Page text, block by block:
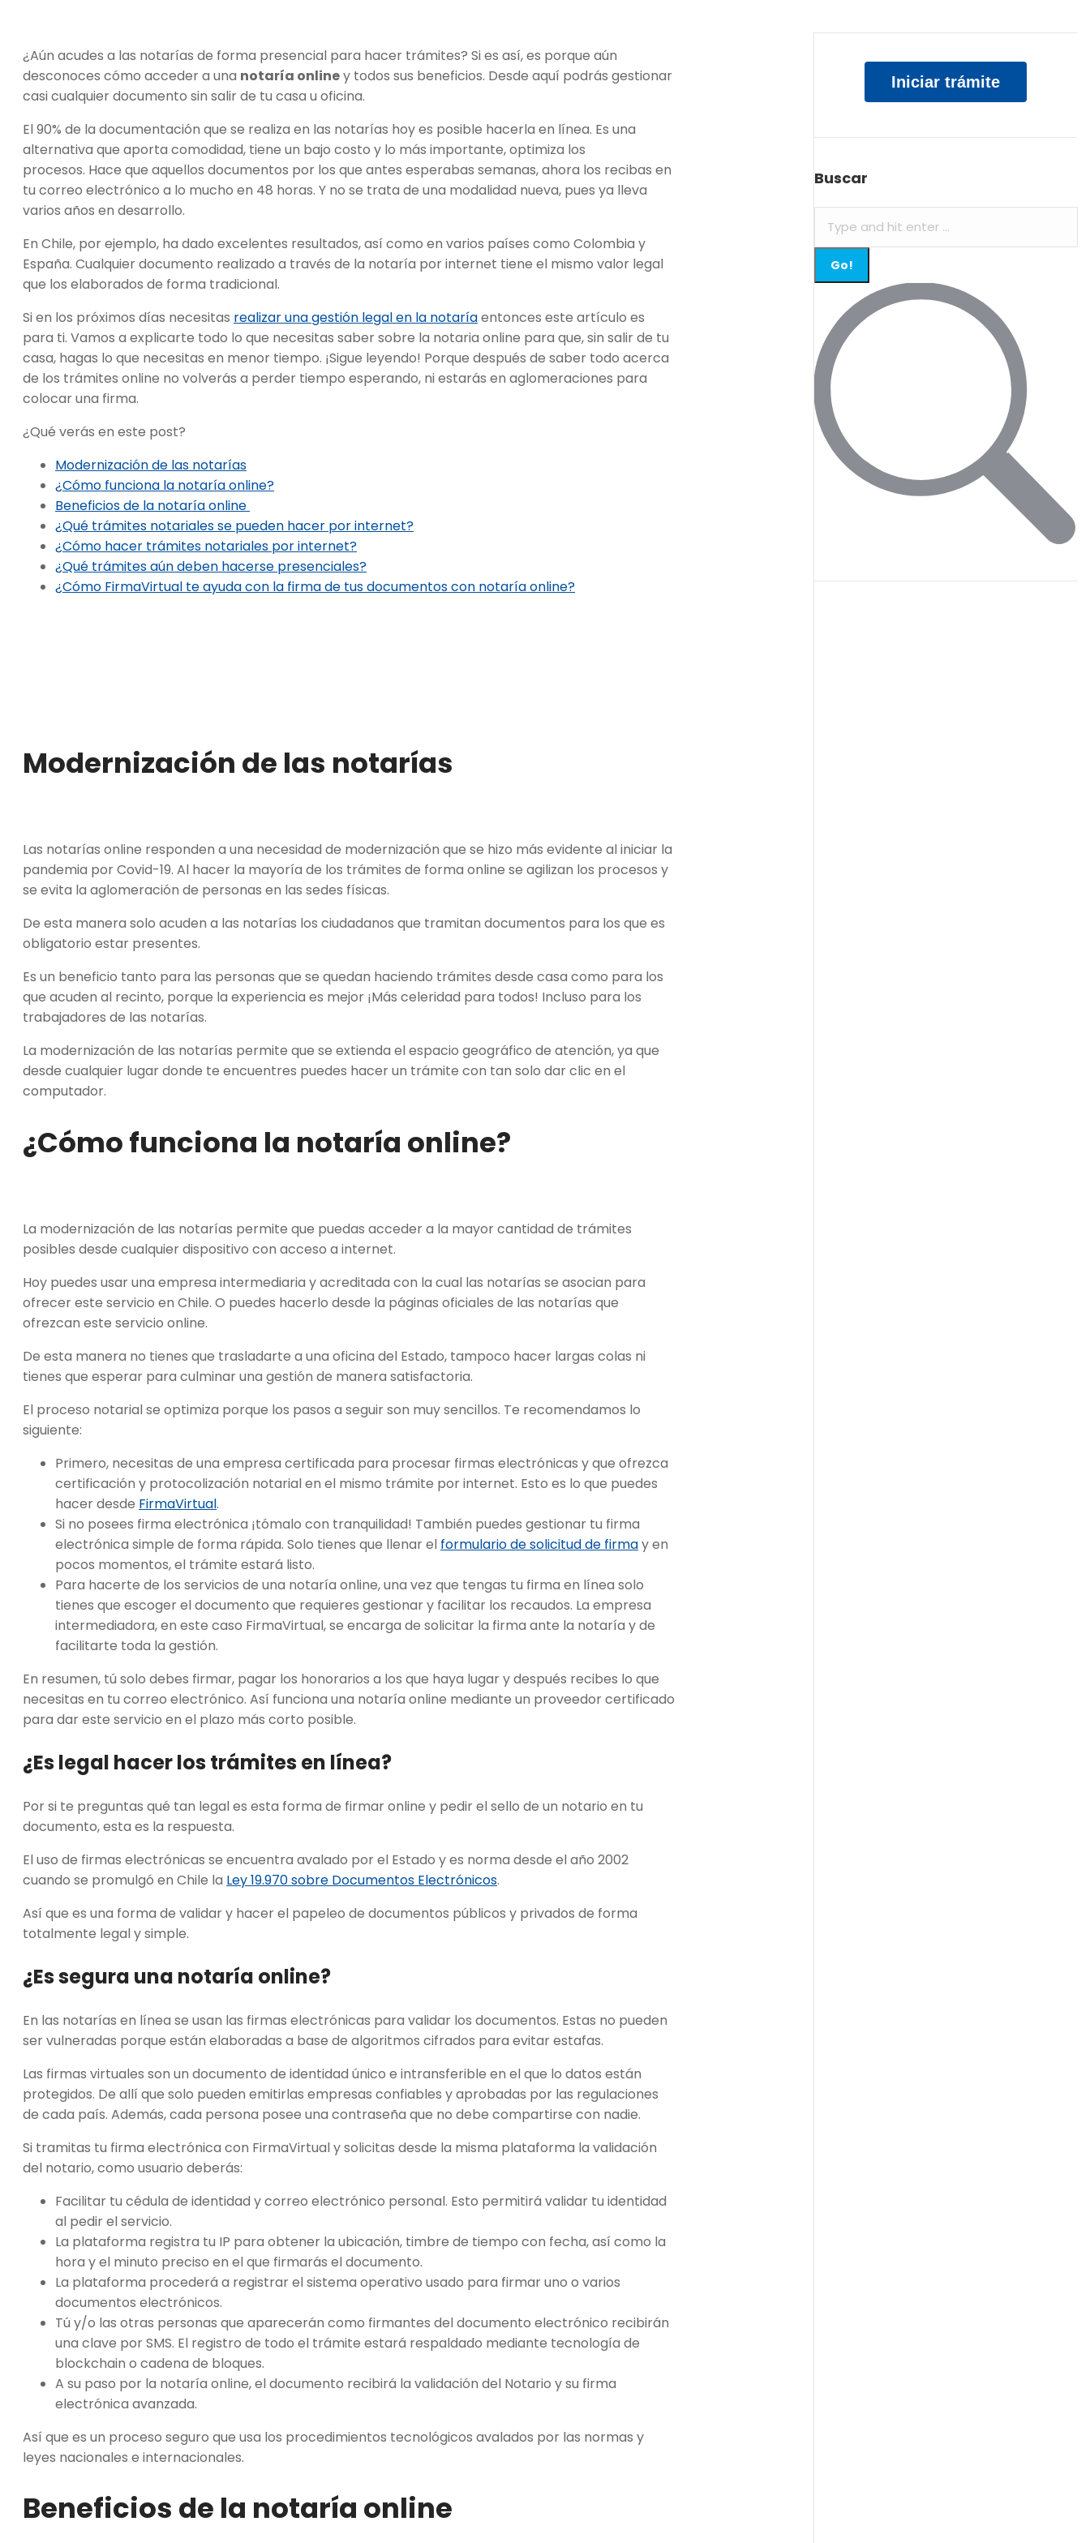
¿Aún acudes a las notarías de forma presencial para hacer trámites? Si es así, es porque aún
desconoces cómo acceder a una notaría onliney todos sus beneficios. Desde aquí podrás gestionar
casi cualquier documento sin salir de tu casa u oficina.
El 90% de la documentación que se realiza en las notarías hoy es posible hacerla en línea. Es una
alternativa que aporta comodidad, tiene un bajo costo y lo más importante, optimiza los
procesos. Hace que aquellos documentos por los que antes esperabas semanas, ahora los recibas en
tu correo electrónico a lo mucho en 48 horas. Y no se trata de una modalidad nueva, pues ya lleva
varios años en desarrollo.
En Chile, por ejemplo, ha dado excelentes resultados, así como en varios países como Colombia y
España. Cualquier documento realizado a través de la notaría por internet tiene el mismo valor legal
que los elaborados de forma tradicional.
Si en los próximos días necesitas realizar una gestión legal en la notaríaentonces este artículo es
para ti. Vamos a explicarte todo lo que necesitas saber sobre la notaria online para que, sin salir de tu
casa, hagas lo que necesitas en menor tiempo. ¡Sigue leyendo! Porque después de saber todo acerca
de los trámites online no volverás a perder tiempo esperando, ni estarás en aglomeraciones para
colocar una firma.
¿Qué verás en este post?
Modernización de las notarías
¿Cómo funciona la notaría online?
Beneficios de la notaría online
¿Qué trámites notariales se pueden hacer por internet?
¿Cómo hacer trámites notariales por internet?
¿Qué trámites aún deben hacerse presenciales?
¿Cómo FirmaVirtual te ayuda con la firma de tus documentos con notaría online?
Modernización de las notarías
Las notarías online responden a una necesidad de modernización que se hizo más evidente al iniciar la
pandemia por Covid-19. Al hacer la mayoría de los trámites de forma online se agilizan los procesos y
se evita la aglomeración de personas en las sedes físicas.
De esta manera solo acuden a las notarías los ciudadanos que tramitan documentos para los que es
obligatorio estar presentes.
Es un beneficio tanto para las personas que se quedan haciendo trámites desde casa como para los
que acuden al recinto, porque la experiencia es mejor ¡Más celeridad para todos! Incluso para los
trabajadores de las notarías.
La modernización de las notarías permite que se extienda el espacio geográfico de atención, ya que
desde cualquier lugar donde te encuentres puedes hacer un trámite con tan solo dar clic en el
computador.
¿Cómo funciona la notaría online?
La modernización de las notarías permite que puedas acceder a la mayor cantidad de trámites
posibles desde cualquier dispositivo con acceso a internet.
Hoy puedes usar una empresa intermediaria y acreditada con la cual las notarías se asocian para
ofrecer este servicio en Chile. O puedes hacerlo desde la páginas oficiales de las notarías que
ofrezcan este servicio online.
De esta manera no tienes que trasladarte a una oficina del Estado, tampoco hacer largas colas ni
tienes que esperar para culminar una gestión de manera satisfactoria.
El proceso notarial se optimiza porque los pasos a seguir son muy sencillos. Te recomendamos lo
siguiente:
Primero, necesitas de una empresa certificada para procesar firmas electrónicas y que ofrezca
certificación y protocolización notarial en el mismo trámite por internet. Esto es lo que puedes
hacer desde FirmaVirtual.
Si no posees firma electrónica ¡tómalo con tranquilidad! También puedes gestionar tu firma
electrónica simple de forma rápida. Solo tienes que llenar el formulario de solicitud de firmay en
pocos momentos, el trámite estará listo.
Para hacerte de los servicios de una notaría online, una vez que tengas tu firma en línea solo
tienes que escoger el documento que requieres gestionar y facilitar los recaudos. La empresa
intermediadora, en este caso FirmaVirtual, se encarga de solicitar la firma ante la notaría y de
facilitarte toda la gestión.
En resumen, tú solo debes firmar, pagar los honorarios a los que haya lugar y después recibes lo que
necesitas en tu correo electrónico. Así funciona una notaría online mediante un proveedor certificado
para dar este servicio en el plazo más corto posible.
¿Es legal hacer los trámites en línea?
Por si te preguntas qué tan legal es esta forma de firmar online y pedir el sello de un notario en tu
documento, esta es la respuesta.
El uso de firmas electrónicas se encuentra avalado por el Estado y es norma desde el año 2002
cuando se promulgó en Chile la Ley 19.970 sobre Documentos Electrónicos.
Así que es una forma de validar y hacer el papeleo de documentos públicos y privados de forma
totalmente legal y simple.
¿Es segura una notaría online?
En las notarías en línea se usan las firmas electrónicas para validar los documentos. Estas no pueden
ser vulneradas porque están elaboradas a base de algoritmos cifrados para evitar estafas.
Las firmas virtuales son un documento de identidad único e intransferible en el que lo datos están
protegidos. De allí que solo pueden emitirlas empresas confiables y aprobadas por las regulaciones
de cada país. Además, cada persona posee una contraseña que no debe compartirse con nadie.
Si tramitas tu firma electrónica con FirmaVirtual y solicitas desde la misma plataforma la validación
del notario, como usuario deberás:
Facilitar tu cédula de identidad y correo electrónico personal. Esto permitirá validar tu identidad
al pedir el servicio.
La plataforma registra tu IP para obtener la ubicación, timbre de tiempo con fecha, así como la
hora y el minuto preciso en el que firmarás el documento.
La plataforma procederá a registrar el sistema operativo usado para firmar uno o varios
documentos electrónicos.
Tú y/o las otras personas que aparecerán como firmantes del documento electrónico recibirán
una clave por SMS. El registro de todo el trámite estará respaldado mediante tecnología de
blockchain o cadena de bloques.
A su paso por la notaría online, el documento recibirá la validación del Notario y su firma
electrónica avanzada.
Así que es un proceso seguro que usa los procedimientos tecnológicos avalados por las normas y
leyes nacionales e internacionales.
Beneficios de la notaría online
Iniciar trámite
Buscar